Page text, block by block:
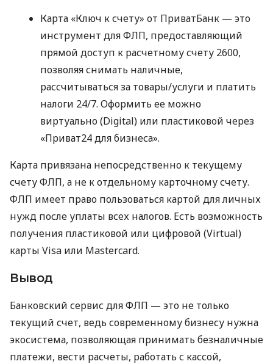
Карта «Ключ к счету» от ПриватБанк — это
инструмент для ФЛП, предоставляющий
прямой доступ к расчетному счету 2600,
позволяя снимать наличные,
рассчитываться за товары/услуги и платить
налоги 24/7. Оформить ее можно
виртуально (Digital) или пластиковой через
«Приват24 для бизнеса».
Карта привязана непосредственно к текущему
счету ФЛП, а не к отдельному карточному счету.
ФЛП имеет право пользоваться картой для личных
нужд после уплаты всех налогов. Есть возможность
получения пластиковой или цифровой (Virtual)
карты Visa или Mastercard.
Вывод
Банковский сервис для ФЛП — это не только
текущий счет, ведь современному бизнесу нужна
экосистема, позволяющая принимать безналичные
платежи, вести расчеты, работать с кассой,